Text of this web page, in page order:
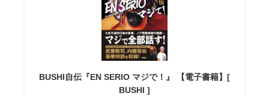
BUSHI自伝『EN SERIO マジで！』 【電子書籍】[
BUSHI ]